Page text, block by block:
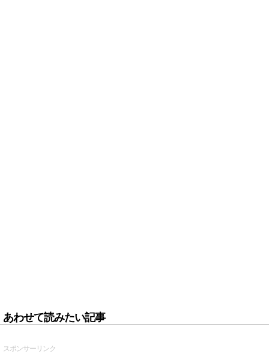
あわせて読みたい記事
スポンサーリンク